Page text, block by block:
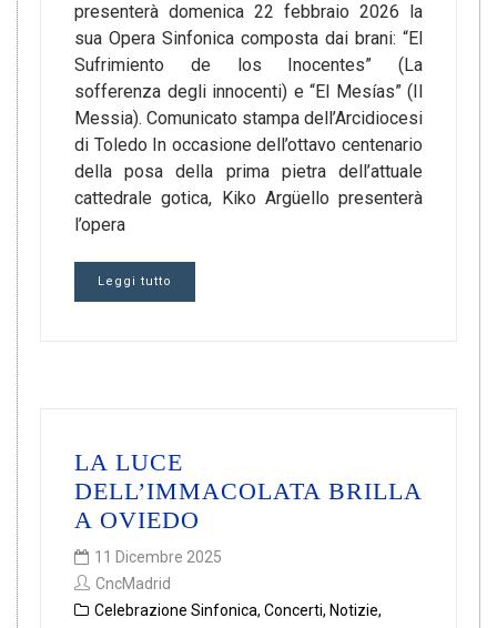
presenterà domenica 22 febbraio 2026 la
sua Opera Sinfonica composta dai brani: “El
Sufrimiento de los Inocentes” (La
sofferenza degli innocenti) e “El Mesías” (Il
Messia). Comunicato stampa dell’Arcidiocesi
di Toledo In occasione dell’ottavo centenario
della posa della prima pietra dell’attuale
cattedrale gotica, Kiko Argüello presenterà
l’opera
Leggi tutto
LA LUCE
DELL’IMMACOLATA BRILLA
A OVIEDO
11 Dicembre 2025
CncMadrid
Celebrazione Sinfonica, Concerti, Notizie,